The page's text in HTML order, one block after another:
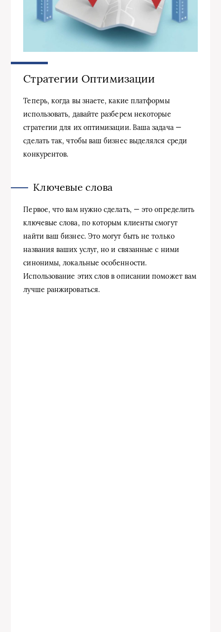
Стратегии Оптимизации
Теперь, когда вы знаете, какие платформы
использовать, давайте разберем некоторые
стратегии для их оптимизации. Ваша задача —
сделать так, чтобы ваш бизнес выделялся среди
конкурентов.
Ключевые слова
Первое, что вам нужно сделать, — это определить
ключевые слова, по которым клиенты смогут
найти ваш бизнес. Это могут быть не только
названия ваших услуг, но и связанные с ними
синонимы, локальные особенности.
Использование этих слов в описании поможет вам
лучше ранжироваться.